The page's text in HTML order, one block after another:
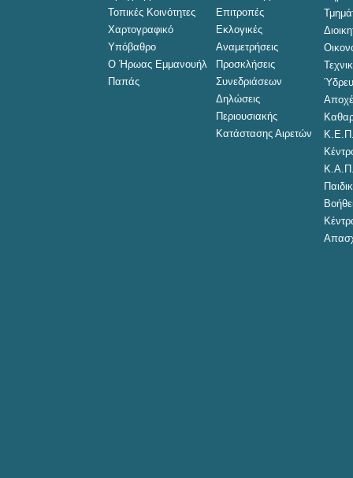
Τοπικές Κοινότητες
Χαρτογραφικό
Υπόβαθρο
Ο Ήρωας Εμμανουήλ
Παπάς
Επιτροπές
Εκλογικές
Αναμετρήσεις
Προσκλήσεις
Συνεδριάσεων
Δηλώσεις
Περιουσιακής
Κατάστασης Αιρετών